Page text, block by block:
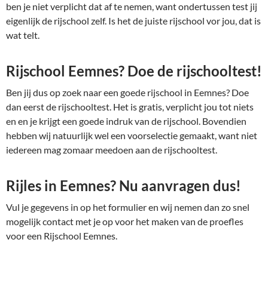
ben je niet verplicht dat af te nemen, want ondertussen test jij
eigenlijk de rijschool zelf. Is het de juiste rijschool vor jou, dat is
wat telt.
Rijschool Eemnes? Doe de rijschooltest!
Ben jij dus op zoek naar een goede rijschool in Eemnes? Doe
dan eerst de rijschooltest. Het is gratis, verplicht jou tot niets
en en je krijgt een goede indruk van de rijschool. Bovendien
hebben wij natuurlijk wel een voorselectie gemaakt, want niet
iedereen mag zomaar meedoen aan de rijschooltest.
Rijles in Eemnes? Nu aanvragen dus!
Vul je gegevens in op het formulier en wij nemen dan zo snel
mogelijk contact met je op voor het maken van de proefles
voor een Rijschool Eemnes.